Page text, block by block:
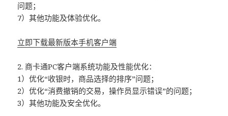
问题；
7）其他功能及体验优化。
立即下载最新版本手机客户端
2. 商卡通PC客户端系统功能及性能优化：
1）优化“收银时，商品选择的排序”问题；
2）优化“消费撤销的交易，操作员显示错误”的问题；
3）其他功能及安全优化。